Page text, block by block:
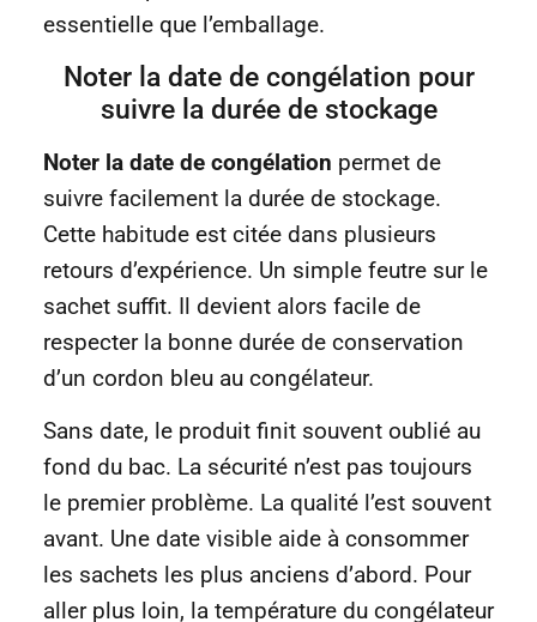
essentielle que l’emballage.
Noter la date de congélation pour
suivre la durée de stockage
Noter la date de congélation permet de
suivre facilement la durée de stockage.
Cette habitude est citée dans plusieurs
retours d’expérience. Un simple feutre sur le
sachet suffit. Il devient alors facile de
respecter la bonne durée de conservation
d’un cordon bleu au congélateur.
Sans date, le produit finit souvent oublié au
fond du bac. La sécurité n’est pas toujours
le premier problème. La qualité l’est souvent
avant. Une date visible aide à consommer
les sachets les plus anciens d’abord. Pour
aller plus loin, la température du congélateur